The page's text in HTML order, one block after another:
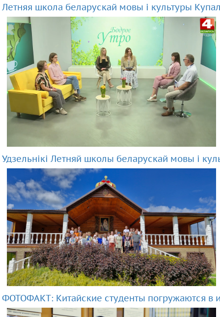
Летняя школа беларускай мовы і культуры
Удзельнікі Летняй школы беларускай мовы і
ФОТОФАКТ: Китайские студенты погружаются в